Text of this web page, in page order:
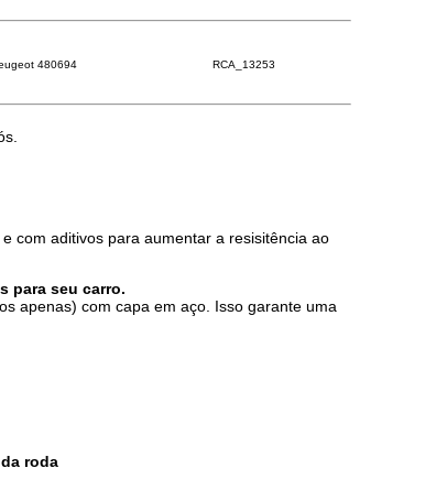
480694
RCA_13253
com aditivos para aumentar a resisitência ao
para seu carro.
apenas) com capa em aço. Isso garante uma
roda